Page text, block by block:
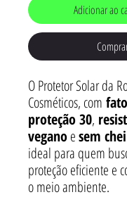
Adicionar ao
O Protetor Solar da
Cosméticos, com
proteção 30,
veganoesem
ideal para quem
proteção eficiente e
o meio ambiente.